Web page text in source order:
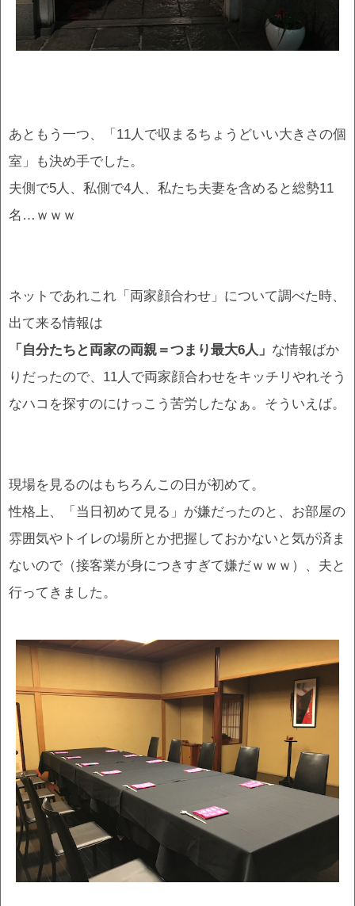
あともう一つ、「11人で収まるちょうどいい大きさの個
室」も決め手でした。
夫側で5人、私側で4人、私たち夫妻を含めると総勢11
名…ｗｗｗ
ネットであれこれ「両家顔合わせ」について調べた時、
出て来る情報は
「自分たちと両家の両親＝つまり最大6人」 な情報ばか
りだったので、11人で両家顔合わせをキッチリやれそう
なハコを探すのにけっこう苦労したなぁ。そういえば。
現場を見るのはもちろんこの日が初めて。
性格上、「当日初めて見る」が嫌だったのと、お部屋の
雰囲気やトイレの場所とか把握しておかないと気が済ま
ないので（接客業が身につきすぎて嫌だｗｗｗ）、夫と
行ってきました。